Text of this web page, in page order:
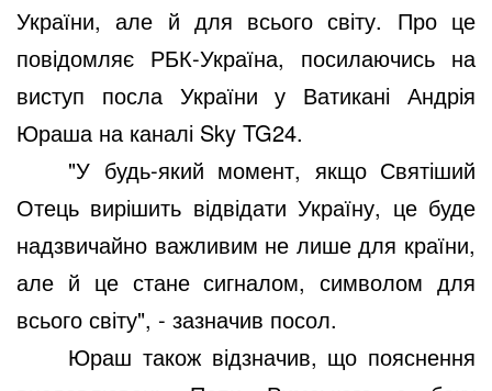
України, але й для всього світу. Про це
повідомляє РБК-Україна, посилаючись на
виступ посла України у Ватикані Андрія
Юраша на каналі Sky TG24.
"У будь-який момент, якщо Святіший
Отець вирішить відвідати Україну, це буде
надзвичайно важливим не лише для країни,
але й це стане сигналом, символом для
всього світу", - зазначив посол.
Юраш також відзначив, що пояснення